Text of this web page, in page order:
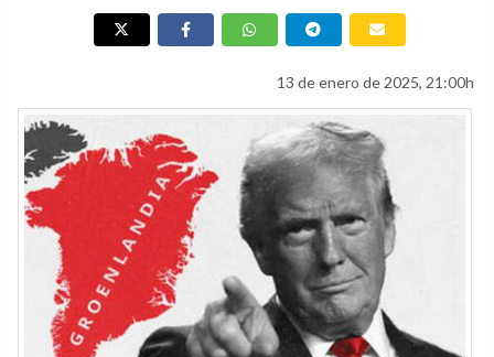
13 de enero de 2025, 21:00h